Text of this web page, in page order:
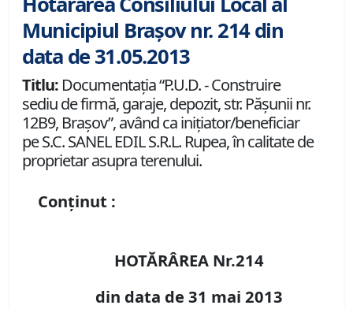
Municipiul Brașov nr. 214 din
data de 31.05.2013
Titlu: Documentaţia “P.U.D. - Construire
sediu de firmă, garaje, depozit, str. Păşunii nr.
12B9, Braşov”, având ca iniţiator/beneficiar
pe S.C. SANEL EDIL S.R.L. Rupea, în calitate de
proprietar asupra terenului.
Conținut :
HOTĂRÂREA Nr.214
din data de 31 mai 2013